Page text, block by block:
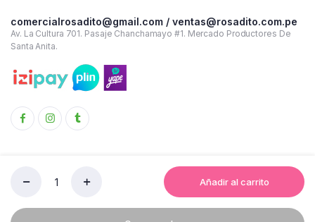
CUADERNO
ALPHA
Añadir al carrito
comercialrosadito@gmail.com / ventas@rosadito.com.pe
Av. La Cultura 701. Pasaje Chanchamayo #1. Mercado Productores De
Santa Anita.
Copyright 2023 © Rosadito - Todos los derechos reservados